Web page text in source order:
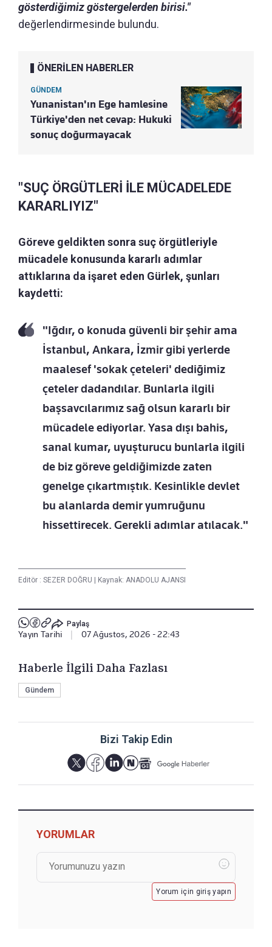
gösterdiğimiz göstergelerden birisi."
değerlendirmesinde bulundu.
ÖNERİLEN HABERLER
GÜNDEM
Yunanistan'ın Ege hamlesine
Türkiye'den net cevap: Hukuki
sonuç doğurmayacak
"SUÇ ÖRGÜTLERİ İLE MÜCADELEDE
KARARLIYIZ"
Göreve geldikten sonra suç örgütleriyle
mücadele konusunda kararlı adımlar
attıklarına da işaret eden Gürlek, şunları
kaydetti:
"Iğdır, o konuda güvenli bir şehir ama
İstanbul, Ankara, İzmir gibi yerlerde
maalesef 'sokak çeteleri' dediğimiz
çeteler dadandılar. Bunlarla ilgili
başsavcılarımız sağ olsun kararlı bir
mücadele ediyorlar. Yasa dışı bahis,
sanal kumar, uyuşturucu bunlarla ilgili
de biz göreve geldiğimizde zaten
genelge çıkartmıştık. Kesinlikle devlet
bu alanlarda demir yumruğunu
hissettirecek. Gerekli adımlar atılacak."
Editör : SEZER DOĞRU Kaynak: ANADOLU AJANSI
Paylaş
Yayın Tarihi 07 Ağustos, 2026 - 22:43
Haberle İlgili Daha Fazlası
Gündem
Bizi Takip Edin
YORUMLAR
Yorum için giriş yapın